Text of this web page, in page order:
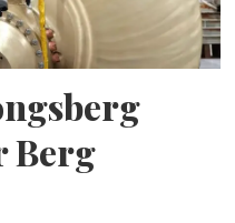
Berg